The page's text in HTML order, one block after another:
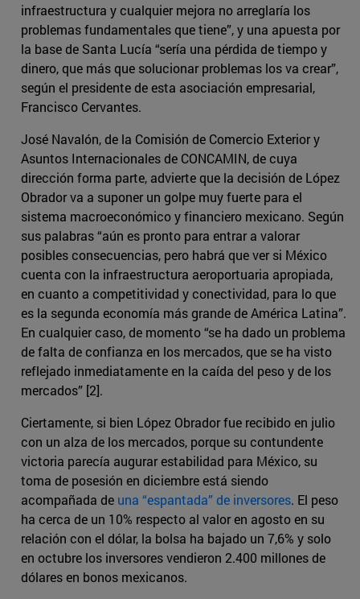
infraestructura y cualquier mejora no arreglaría los
problemas fundamentales que tiene”, y una apuesta por
la base de Santa Lucía “sería una pérdida de tiempo y
dinero, que más que solucionar problemas los va crear”,
según el presidente de esta asociación empresarial,
Francisco Cervantes.
José Navalón, de la Comisión de Comercio Exterior y
Asuntos Internacionales de CONCAMIN, de cuya
dirección forma parte, advierte que la decisión de López
Obrador va a suponer un golpe muy fuerte para el
sistema macroeconómico y financiero mexicano. Según
sus palabras “aún es pronto para entrar a valorar
posibles consecuencias, pero habrá que ver si México
cuenta con la infraestructura aeroportuaria apropiada,
en cuanto a competitividad y conectividad, para lo que
es la segunda economía más grande de América Latina”.
En cualquier caso, de momento “se ha dado un problema
de falta de confianza en los mercados, que se ha visto
reflejado inmediatamente en la caída del peso y de los
mercados” [2].
Ciertamente, si bien López Obrador fue recibido en julio
con un alza de los mercados, porque su contundente
victoria parecía augurar estabilidad para México, su
toma de posesión en diciembre está siendo
acompañada de una “espantada” de inversores. El peso
ha cerca de un 10% respecto al valor en agosto en su
relación con el dólar, la bolsa ha bajado un 7,6% y solo
en octubre los inversores vendieron 2.400 millones de
dólares en bonos mexicanos.